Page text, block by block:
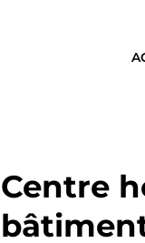
Centre